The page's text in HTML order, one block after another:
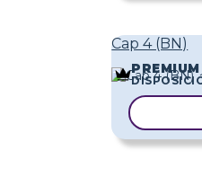
Cap 4 (BN)
PREMIUM